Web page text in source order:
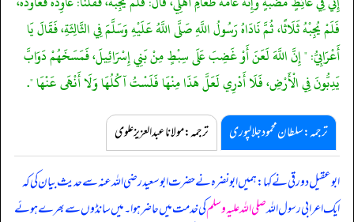
فَلَمْ يُجِبْهُ ثَلَاثًا، ثُمَّ نَادَاهُ رَسُولُ اللَّهِ صَلَّى اللَّهُ عَلَيْهِ وَسَلَّمَ فِي الثَّالِثَةِ، فَقَالَ يَا
أَعْرَابِيُّ: " إِنَّ اللَّهَ لَعَنَ أَوْ غَضِبَ عَلَى سِبْطٍ مِنْ بَنِي إِسْرَائِيلَ، فَمَسَخَهُمْ دَوَابَّ
يَدِبُّونَ فِي الْأَرْضِ، فَلَا أَدْرِي لَعَلَّ هَذَا مِنْهَا فَلَسْتُ آكُلُهَا وَلَا أَنْهَى عَنْهَا ".
ترجمہ:سلطان محمود جلالپوری ترجمہ:مولانا عبدالعزیز علوی
ابوعقیل دورقی نے کہا: ہمیں ابونضرہ نے حضرت ابوسعید رضی اللہ عنہ سے حدیث بیان کی کہ
ایک اعرابی رسول اللہصلی اللہ علیہ وسلمکی خدمت میں حاضر ہوا۔ میں سانڈوں سے بھرے ہوئے